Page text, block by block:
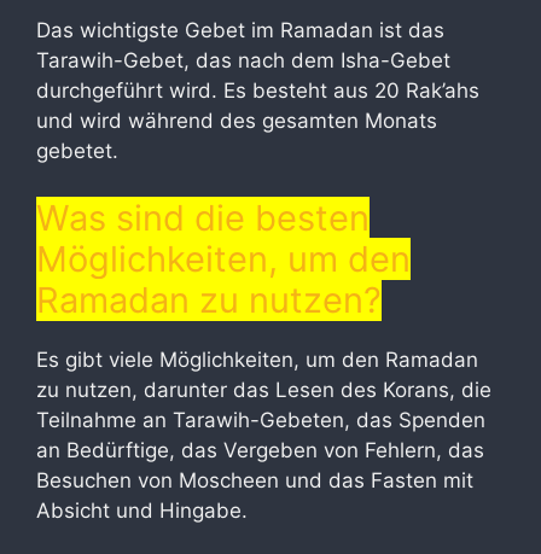
Das wichtigste Gebet im Ramadan ist das
Tarawih-Gebet, das nach dem Isha-Gebet
durchgeführt wird. Es besteht aus 20 Rak’ahs
und wird während des gesamten Monats
gebetet.
Was sind die besten
Möglichkeiten, um den
Ramadan zu nutzen?
Es gibt viele Möglichkeiten, um den Ramadan
zu nutzen, darunter das Lesen des Korans, die
Teilnahme an Tarawih-Gebeten, das Spenden
an Bedürftige, das Vergeben von Fehlern, das
Besuchen von Moscheen und das Fasten mit
Absicht und Hingabe.